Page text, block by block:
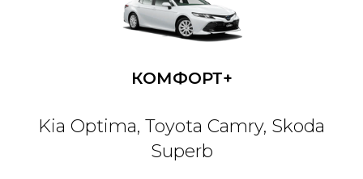
КОМФОРТ+
Kia Optima, Toyota Camry, Skoda
Superb